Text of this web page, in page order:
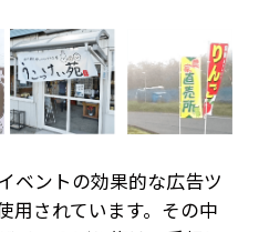
ベントの効果的な広告ツ
用されています。その中